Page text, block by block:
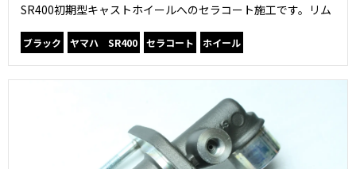
SR400初期型キャストホイールへのセラコート施工です。リム
ブラック ヤマハ SR400 セラコート ホイール